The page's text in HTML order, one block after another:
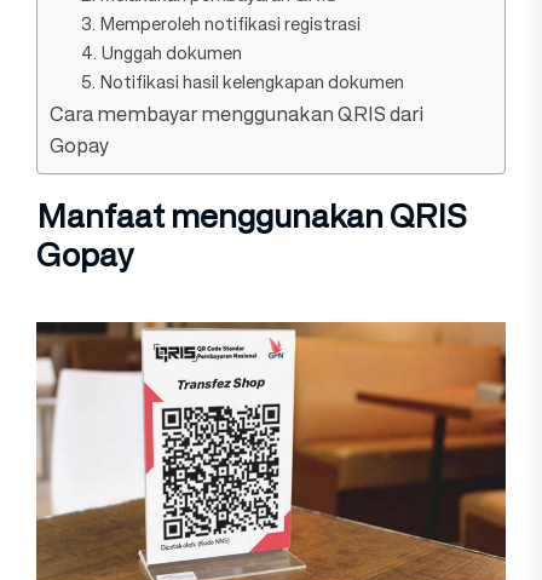
3. Memperoleh notifikasi registrasi
4. Unggah dokumen
5. Notifikasi hasil kelengkapan dokumen
Cara membayar menggunakan QRIS dari
Gopay
Manfaat menggunakan QRIS
Gopay